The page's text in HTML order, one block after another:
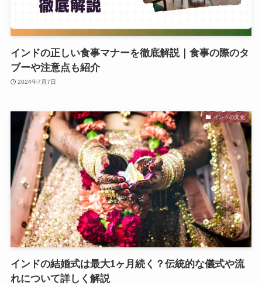
インドの正しい食事マナーを徹底解説｜食事の際のタ
ブーや注意点も紹介
2024年7月7日
インドの文化
インドの結婚式は最大1ヶ月続く？伝統的な儀式や流
れについて詳しく解説